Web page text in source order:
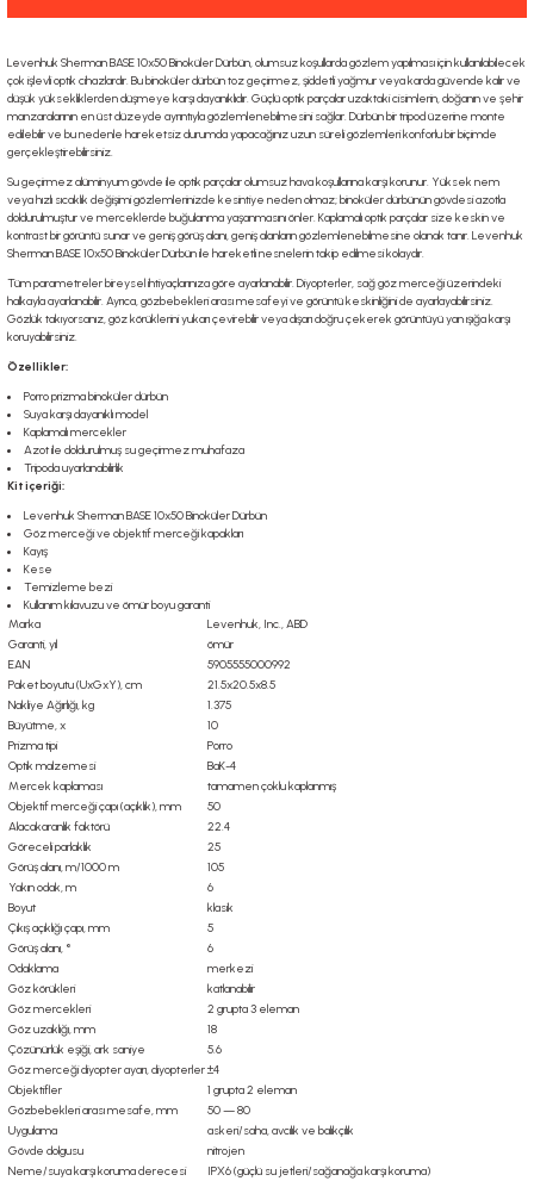
Levenhuk Sherman BASE 10x50 Binoküler Dürbün, olumsuz koşullarda gözlem yapılması için kullanılabilecek
çok işlevli optik cihazlardır. Bu binoküler dürbün toz geçirmez, şiddetli yağmur veya karda güvende kalır ve
düşük yüksekliklerden düşmeye karşı dayanıklıdır. Güçlü optik parçalar uzaktaki cisimlerin, doğanın ve şehir
manzaralarının en üst düzeyde ayrıntıyla gözlemlenebilmesini sağlar. Dürbün bir tripod üzerine monte
edilebilir ve bu nedenle hareketsiz durumda yapacağınız uzun süreli gözlemleri konforlu bir biçimde
gerçekleştirebilirsiniz.
Su geçirmez alüminyum gövde ile optik parçalar olumsuz hava koşullarına karşı korunur. Yüksek nem
veya hızlı sıcaklık değişimi gözlemlerinizde kesintiye neden olmaz; binoküler dürbünün gövdesi azotla
doldurulmuştur ve merceklerde buğulanma yaşanmasını önler. Kaplamalı optik parçalar size keskin ve
kontrast bir görüntü sunar ve geniş görüş alanı, geniş alanların gözlemlenebilmesine olanak tanır. Levenhuk
Sherman BASE 10x50 Binoküler Dürbün ile hareketli nesnelerin takip edilmesi kolaydır.
Tüm parametreler bireysel ihtiyaçlarınıza göre ayarlanabilir. Diyopterler, sağ göz merceği üzerindeki
halkayla ayarlanabilir. Ayrıca, gözbebekleri arası mesafeyi ve görüntü keskinliğini de ayarlayabilirsiniz.
Gözlük takıyorsanız, göz körüklerini yukarı çevirebilir veya dışarı doğru çekerek görüntüyü yan ışığa karşı
koruyabilirsiniz.
Özellikler:
Porro prizma binoküler dürbün
Suya karşı dayanıklı model
Kaplamalı mercekler
Azot ile doldurulmuş su geçirmez muhafaza
Tripoda uyarlanabilirlik
Kit içeriği:
Levenhuk Sherman BASE 10x50 Binoküler Dürbün
Göz merceği ve objektif merceği kapakları
Kayış
Kese
Temizleme bezi
Kullanım kılavuzu ve ömür boyu garanti
Marka
Levenhuk, Inc., ABD
Garanti, yıl
ömür
EAN
5905555000992
Paket boyutu (UxGxY), cm
21.5x20.5x8.5
Nakliye Ağırlığı, kg
1.375
Büyütme, x
10
Prizma tipi
Porro
Optik malzemesi
BaK-4
Mercek kaplaması
tamamen çoklu kaplanmış
Objektif merceği çapı (açıklık), mm
50
Alacakaranlık faktörü
22.4
Göreceli parlaklık
25
Görüş alanı, m/1000 m
105
Yakın odak, m
6
Boyut
klasik
Çıkış açıklığı çapı, mm
5
Görüş alanı, °
6
Odaklama
merkezi
Göz körükleri
katlanabilir
Göz mercekleri
2 grupta 3 eleman
Göz uzaklığı, mm
18
Çözünürlük eşiği, ark saniye
5.6
Göz merceği diyopter ayarı, diyopterler±4
Objektifler
1 grupta 2 eleman
Gözbebekleri arası mesafe, mm
50 — 80
Uygulama
askeri/saha, avcılık ve balıkçılık
Gövde dolgusu
nitrojen
Neme/suya karşı koruma derecesi
IPX6 (güçlü su jetleri/sağanağa karşı koruma)